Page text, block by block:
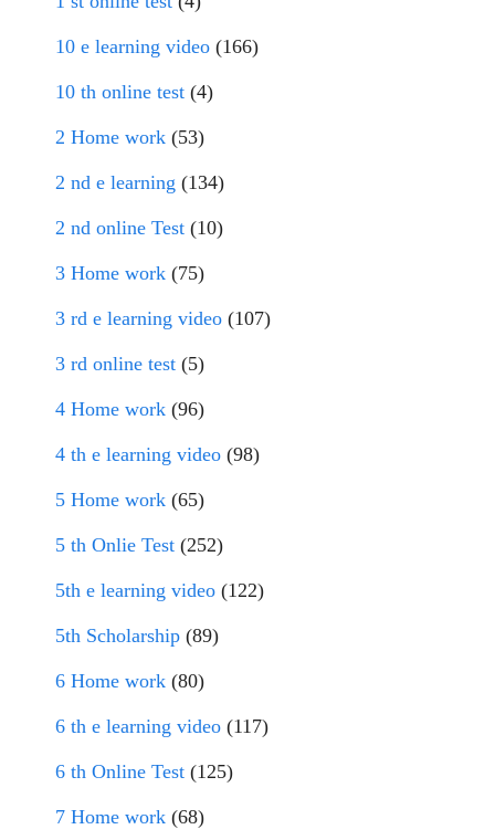
10 e learning video (166)
10 th online test (4)
2 Home work (53)
2 nd e learning (134)
2 nd online Test (10)
3 Home work (75)
3 rd e learning video (107)
3 rd online test (5)
4 Home work (96)
4 th e learning video (98)
5 Home work (65)
5 th Onlie Test (252)
5th e learning video (122)
5th Scholarship (89)
6 Home work (80)
6 th e learning video (117)
6 th Online Test (125)
7 Home work (68)